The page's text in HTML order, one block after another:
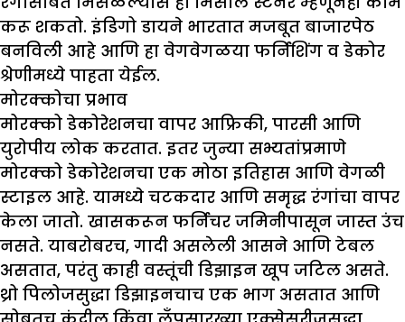
करू शकतो. इंडिगो डायने भारतात मजबूत बाजारपेठ
बनविली आहे आणि हा वेगवेगळया फर्निशिंग व डेकोर
श्रेणीमध्ये पाहता येईल.
मोरक्कोचा प्रभाव
मोरक्को डेकोरेशनचा वापर आफ्रिकी, पारसी आणि
युरोपीय लोक करतात. इतर जुन्या सभ्यतांप्रमाणे
मोरक्को डेकोरेशनचा एक मोठा इतिहास आणि वेगळी
स्टाइल आहे. यामध्ये चटकदार आणि समृद्ध रंगांचा वापर
केला जातो. खासकरून फर्निचर जमिनीपासून जास्त उंच
नसते. याबरोबरच, गादी असलेली आसने आणि टेबल
असतात, परंतु काही वस्तूंची डिझाइन खूप जटिल असते.
थ्रो पिलोजसुद्धा डिझाइनचाच एक भाग असतात आणि